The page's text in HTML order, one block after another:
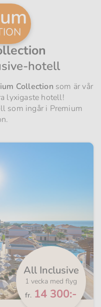
hotell
Collection som är vår
lyxigaste hotell!
som ingår i Premium
All Inclusive
1 vecka med flyg
Från
fr. 14 300:-